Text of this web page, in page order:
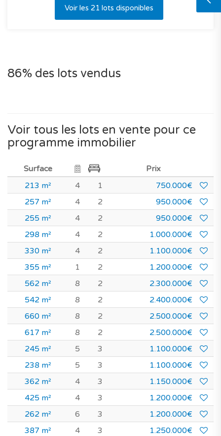
Voir les 21 lots disponibles
86% des lots vendus
Voir tous les lots en vente pour ce
programme immobilier
Surface
Prix
213 m²
4 1
750.000€
257 m²
4 2
950.000€
255 m²
4 2
950.000€
298 m²
4 2
1.000.000€
330 m²
4 2
1.100.000€
355 m²
1 2
1.200.000€
562 m²
8 2
2.300.000€
542 m²
8 2
2.400.000€
660 m²
8 2
2.500.000€
617 m²
8 2
2.500.000€
245 m²
5 3
1.100.000€
238 m²
5 3
1.100.000€
362 m²
4 3
1.150.000€
425 m²
4 3
1.200.000€
262 m²
6 3
1.200.000€
387 m²
4 3
1.250.000€